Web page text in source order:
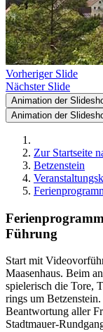
Vorheriger Slide
Nächster Slide
Animation der
Animation der
Zur Startseite
Betzenstein
Führung
Start mit
Maasenhaus. Beim
spielerisch die Tore,
rings um
Beantwortung aller
Stadtmauer-